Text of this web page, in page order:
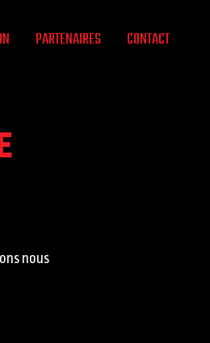
PARTENAIRES CONTACT
nous